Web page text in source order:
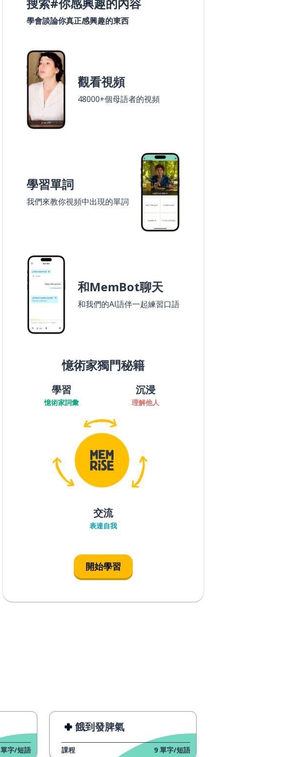
學會談論你真正感興趣的東西
觀看視頻
48000+個母語者的視頻
學習單詞
我們來教你視頻中出現的單詞
和MemBot聊天
和我們的AI語伴一起練習口語
憶術家獨門秘籍
學習
憶術家詞彙
沉浸
理解他人
交流
表達自我
開始學習
單字/短語
餓到發脾氣
課程 9 單字/短語